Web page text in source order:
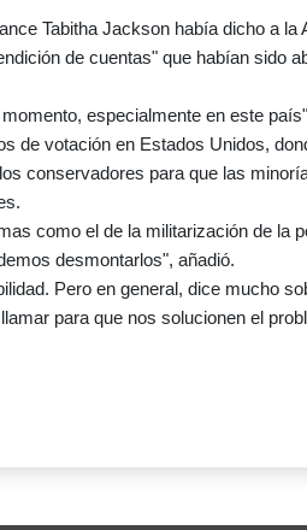
Tabitha Jackson había dicho a
de cuentas" que habían sido
especialmente en este
de votación en Estados Unidos,
conservadores para que las
como el de la militarización de la
desmontarlos", añadió.
Pero en general, dice mucho
para que nos solucionen el